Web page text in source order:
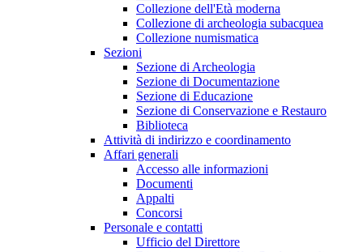
Collezione dell'Età moderna
Collezione di archeologia subacquea
Collezione numismatica
Sezioni
Sezione di Archeologia
Sezione di Documentazione
Sezione di Educazione
Sezione di Conservazione e Restauro
Biblioteca
Attività di indirizzo e coordinamento
Affari generali
Accesso alle informazioni
Documenti
Appalti
Concorsi
Personale e contatti
Ufficio del Direttore